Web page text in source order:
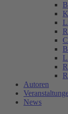
Autoren
News